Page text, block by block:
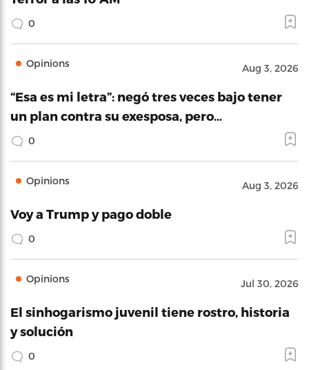
0
Opinions Aug 3, 2026
“Esa es mi letra”: negó tres veces bajo tener
un plan contra su exesposa, pero…
0
Opinions Aug 3, 2026
Voy a Trump y pago doble
0
Opinions Jul 30, 2026
El sinhogarismo juvenil tiene rostro, historia
y solución
0